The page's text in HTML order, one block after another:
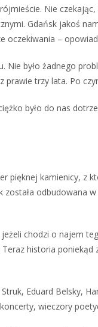
Nie
Gdańsk jakoś
oczekiwania –
było żadnego
prawie trzy lata. Po
było do nas
pięknej kamienicy,
odbudowana
chodzi o najem
historia
Eduard Belsky,
wieczory